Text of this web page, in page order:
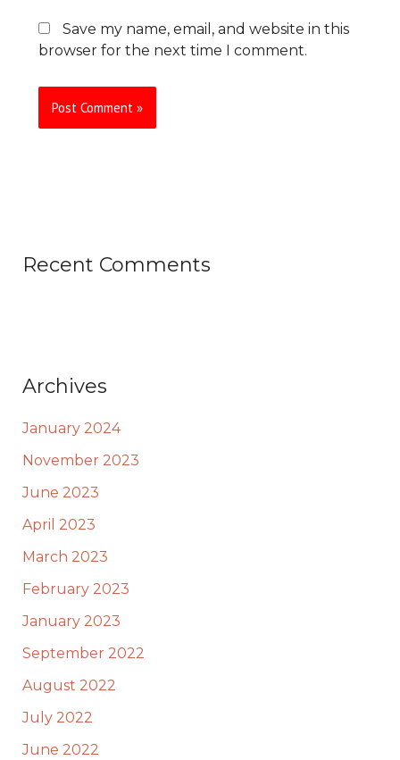
Save my name, email, and website in this
browser for the next time I comment.
Recent Comments
Archives
January 2024
November 2023
June 2023
April 2023
March 2023
February 2023
January 2023
September 2022
August 2022
July 2022
June 2022